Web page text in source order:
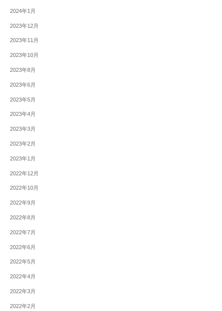
2024年1月
2023年12月
2023年11月
2023年10月
2023年8月
2023年6月
2023年5月
2023年4月
2023年3月
2023年2月
2023年1月
2022年12月
2022年10月
2022年9月
2022年8月
2022年7月
2022年6月
2022年5月
2022年4月
2022年3月
2022年2月